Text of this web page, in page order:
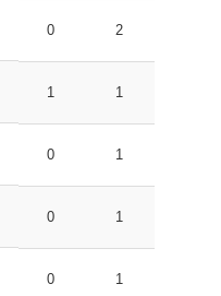
0 2
1 1
0 1
0 1
0 1